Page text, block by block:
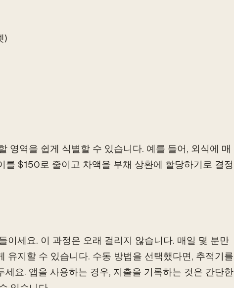
)
영역을 쉽게 식별할 수 있습니다. 예를 들어, 외식에 매
$150로 줄이고 차액을 부채 상환에 할당하기로 결정
이세요. 이 과정은 오래 걸리지 않습니다. 매일 몇 분만
유지할 수 있습니다. 수동 방법을 선택했다면, 추적기를
세요. 앱을 사용하는 경우, 지출을 기록하는 것은 간단한